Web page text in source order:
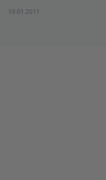
19.01.2011